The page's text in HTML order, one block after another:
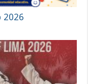
2026